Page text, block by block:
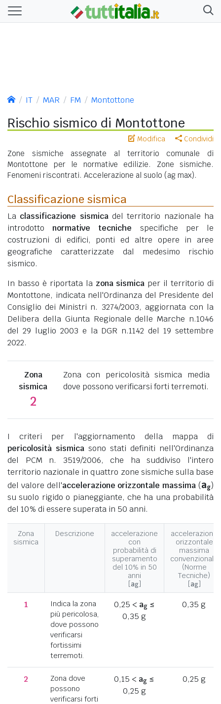
IT MAR FM Montottone
Rischio sismico di Montottone
Modifica Condividi
Zone sismiche assegnate al territorio comunale di
Montottone per le normative edilizie. Zone sismiche.
Fenomeni riscontrati. Accelerazione al suolo (ag max).
Classificazione sismica
La classificazione sismicadel territorio nazionale ha
introdotto normative tecniche specifiche per le
costruzioni di edifici, ponti ed altre opere in aree
geografiche caratterizzate dal medesimo rischio
sismico.
In basso è riportata la zona sismica per il territorio di
Montottone, indicata nell'Ordinanza del Presidente del
Consiglio dei Ministri n. 3274/2003, aggiornata con la
Delibera della Giunta Regionale delle Marche n.1046
del 29 luglio 2003 e la DGR n.1142 del 19 settembre
2022.
Zona
sismica
2
Zona con pericolosità sismica media
dove possono verificarsi forti terremoti.
I criteri per l'aggiornamento della mappa di
pericolosità sismica sono stati definiti nell'Ordinanza
del PCM n. 3519/2006, che ha suddiviso l'intero
territorio nazionale in quattro zone sismiche sulla base
del valore dell'accelerazione orizzontale massima (ag)
su suolo rigido o pianeggiante, che ha una probabilità
del 10% di essere superata in 50 anni.
Zona
sismica
Descrizione
accelerazione
con
probabilità di
superamento
del 10% in 50
anni
[ag]
accelerazione
orizzontale
massima
convenzionale
(Norme
Tecniche)
[ag]
1
Indica la zona
più pericolosa,
dove possono
verificarsi
fortissimi
terremoti.
0,25 < ag≤
0,35 g
0,35 g
2
Zona dove
possono
verificarsi forti
0,15 < ag ≤
0,25 g
0,25 g